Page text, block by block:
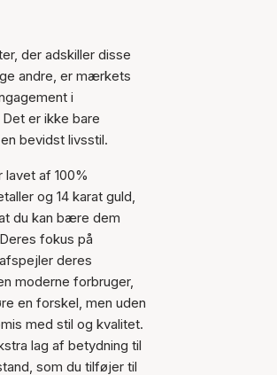
der adskiller disse
andre, er mærkets
i
er ikke bare
bevidst livsstil.
lavet af 100%
og 14 karat guld,
du kan bære dem
fokus på
deres
moderne forbruger,
en forskel, men uden
med stil og kvalitet.
lag af betydning til
som du tilføjer til